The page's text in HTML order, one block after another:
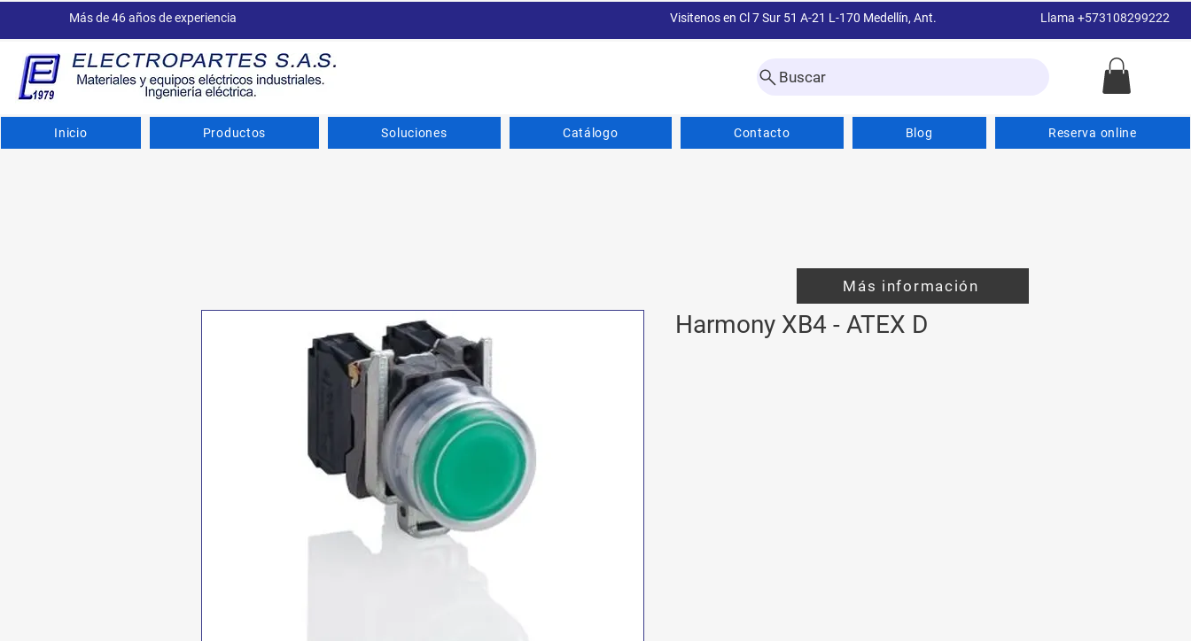
Más de 46 años de experiencia Visitenos en Cl 7 Sur 51 A-21 L-170 Medellín, Ant. Llama +573108299222
Buscar
Inicio Productos Soluciones Catálogo Contacto Blog Reserva online
Harmony XB4 - ATEX D
Más información